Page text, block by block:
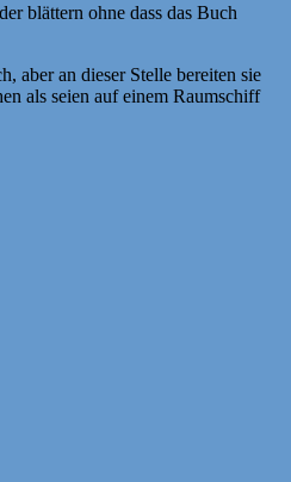
blättern ohne dass das Buch
aber an dieser Stelle bereiten sie
als seien auf einem Raumschiff